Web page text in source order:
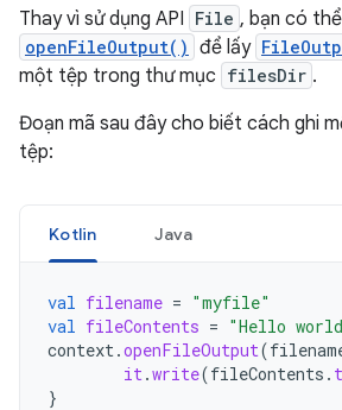
Thay vì sử dụng API File , bạn có
openFileOutput() để lấy
một tệp trong thư mục filesDir .
Đoạn mã sau đây cho biết cách ghi
tệp:
Kotlin Java
val filename = "myfile"
val fileContents = "Hello
context.openFileOutput(
it.write(fileContents .
}